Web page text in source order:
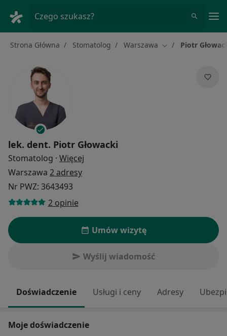
Czego szukasz?
Strona Główna Stomatolog Warszawa Zmień miasto
Piotr
lek. dent. Piotr Głowacki
Stomatolog · Więcej
Warszawa 2 adresy
Nr PWZ: 3643493
2 opinie
Umów wizytę
Wyślij wiadomość
Doświadczenie Usługi i ceny Adresy
Moje doświadczenie